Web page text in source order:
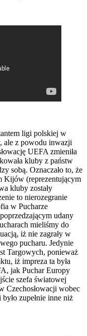
ligi polskiej w
ale z powodu inwazji
UEFA zmieniła
kluby z państw
sobą. Oznaczało to, że
Kijów (reprezentującym
kluby zostały
to nierozegranie
w Pucharze
udany
mieliśmy do
iż nie zagrały w
pucharu. Jedynie
Targowych, ponieważ
iż impreza ta była
jak Puchar Europy
szefa światowej
Czechosłowacji wobec
zupełnie inne niż